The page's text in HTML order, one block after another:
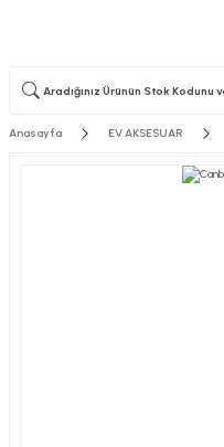
Anasayfa EV AKSESUAR